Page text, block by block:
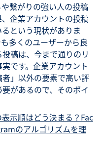
繋がりの強い人の投稿
企業アカウントの投稿
という現状がありま
多くのユーザーから良
稿は、今まで通りのリ
です。企業アカウント
」以外の要素で高い評
があるので、そのポイ
示順はどう決まる？Fac
のアルゴリズムを理